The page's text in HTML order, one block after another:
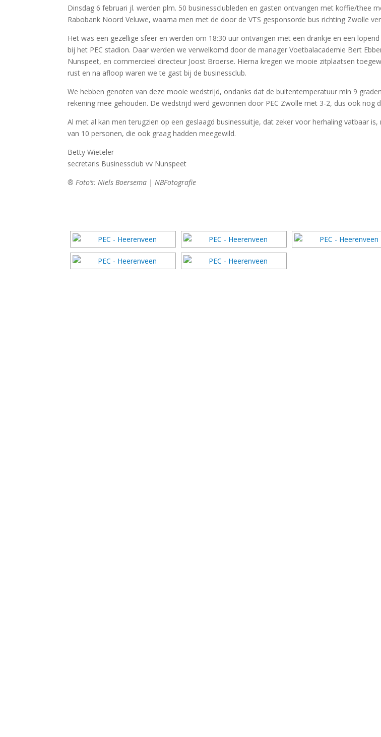
Dinsdag 6 februari jl. werden plm. 50 businessclubleden en gasten ontvangen met koffie/thee
Rabobank Noord Veluwe, waarna men met de door de VTS gesponsorde bus richting Zwolle
Het was een gezellige sfeer en werden om 18:30 uur ontvangen met een drankje en een
bij het PEC stadion. Daar werden we verwelkomd door de manager Voetbalacademie Bert
Nunspeet, en commercieel directeur Joost Broerse. Hierna kregen we mooie zitplaatsen
rust en na afloop waren we te gast bij de businessclub.
We hebben genoten van deze mooie wedstrijd, ondanks dat de buitentemperatuur min 9
rekening mee gehouden. De wedstrijd werd gewonnen door PEC Zwolle met 3-2, dus ook nog
Al met al kan men terugzien op een geslaagd businessuitje, dat zeker voor herhaling vatbaar
van 10 personen, die ook graag hadden meegewild.
Betty Wieteler
secretaris Businessclub vv Nunspeet
® Foto’s: Niels Boersema | NBFotografie